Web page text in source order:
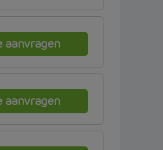
aanvragen
aanvragen